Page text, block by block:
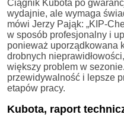
Ciągnik Kubota po
wydajnie, ale wymaga
mówi Jerzy Pająk: „KIP-
w sposób profesjonalny i
ponieważ uporządkowana
drobnych
większy problem w
przewidywalność i lepsze
etapów pracy.
Kubota, raport